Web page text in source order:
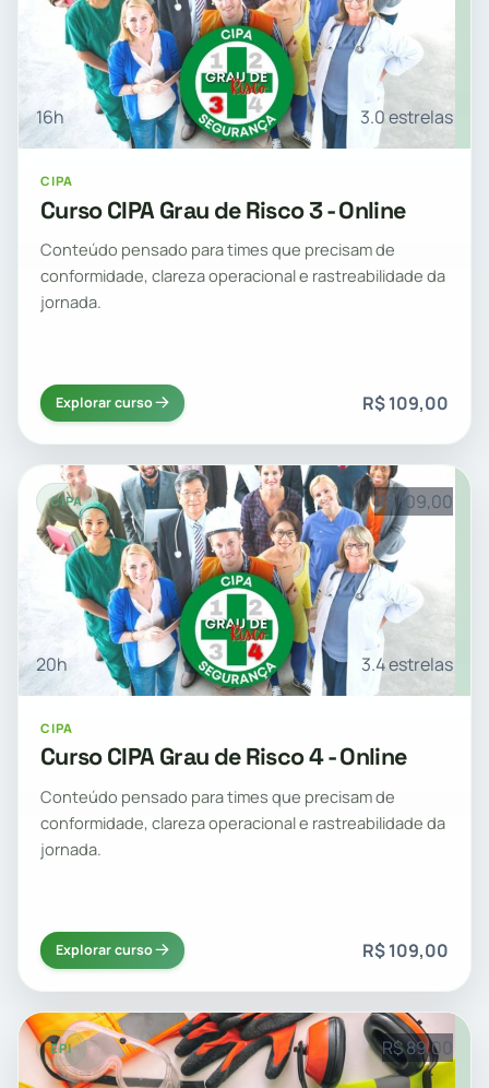
16h 3.0 estrelas
CIPA
Curso CIPA Grau de Risco 3 - Online
Conteúdo pensado para times que precisam de
conformidade, clareza operacional e rastreabilidade da
jornada.
Explorar curso R$ 109,00
CIPA R$ 109,00
20h 3.4 estrelas
CIPA
Curso CIPA Grau de Risco 4 - Online
Conteúdo pensado para times que precisam de
conformidade, clareza operacional e rastreabilidade da
jornada.
Explorar curso R$ 109,00
EPI R$ 89,00